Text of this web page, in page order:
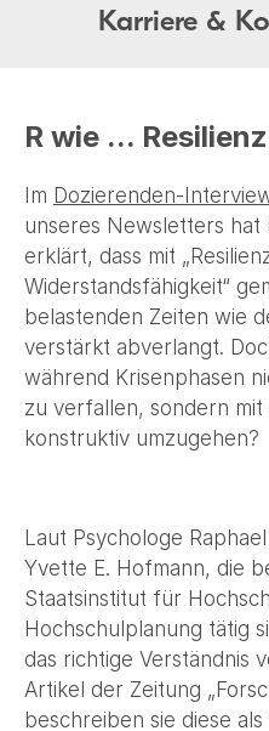
Karriere &
R wie ... Resilienz
Im Dozierenden-
unseres Newsletters hat
erklärt, dass mit
Widerstandsfähigkeit“
belastenden Zeiten wie
verstärkt abverlangt.
während Krisenphasen
zu verfallen, sondern
konstruktiv umzugehen?
Laut Psychologe
Yvette E. Hofmann, die
Staatsinstitut für
Hochschulplanung tätig
das richtige Verständnis
Artikel der Zeitung
beschreiben sie diese